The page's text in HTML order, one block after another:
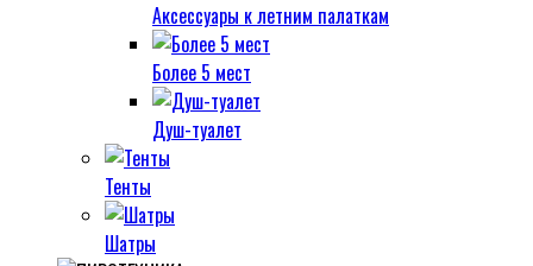
Аксессуары к летним палаткам
Более 5 мест
Душ-туалет
Тенты
Шатры